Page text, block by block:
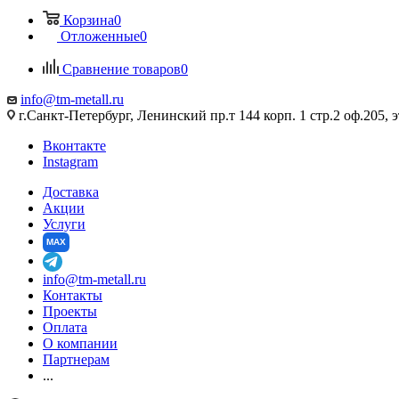
Корзина0
Отложенные0
Сравнение товаров0
info@tm-metall.ru
г.Санкт-Петербург, Ленинский пр.т 144 корп. 1 стр.2 оф.205,
Вконтакте
Instagram
Доставка
Акции
Услуги
MAX
info@tm-metall.ru
Контакты
Проекты
Оплата
О компании
Партнерам
...